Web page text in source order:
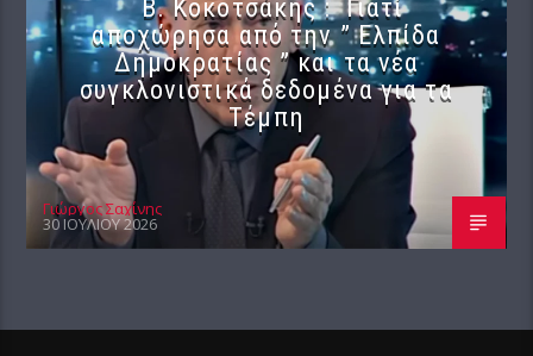
Β. Κοκοτσάκης : Γιατί
αποχώρησα από την ” Ελπίδα
Δημοκρατίας ” και τα νέα
συγκλονιστικά δεδομένα για τα
Τέμπη
Γιώργος Σαχίνης
30 ΙΟΥΛΊΟΥ 2026